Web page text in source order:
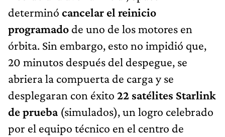
determinó cancelar el reinicio
programado de uno de los motores en
órbita. Sin embargo, esto no impidió que,
20 minutos después del despegue, se
abriera la compuerta de carga y se
desplegaran con éxito 22 satélites Starlink
de prueba(simulados), un logro celebrado
por el equipo técnico en el centro de